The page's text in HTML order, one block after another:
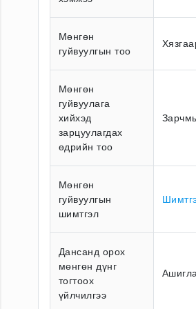
Мөнгөн
гуйвуулгын тоо
Мөнгөн
гуйвуулага
хийхэд
зарцуулагдах
өдрийн тоо
Мөнгөн
гуйвуулгын
шимтгэл
Дансанд орох
мөнгөн дүнг
тогтоох
үйлчилгээ